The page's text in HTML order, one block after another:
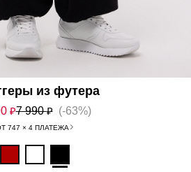
из футера
₽7 990₽ (-63%)
747 × 4 ПЛАТЕЖА